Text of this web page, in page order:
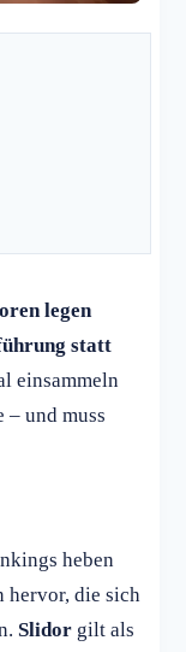
legen
statt
einsammeln
und muss
heben
hervor, die sich
Slidor gilt als